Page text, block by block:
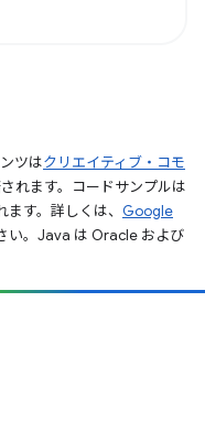
ツはクリエイティブ・コモ
れます。コードサンプルは
す。詳しくは、 Google
い。Java は Oracle および